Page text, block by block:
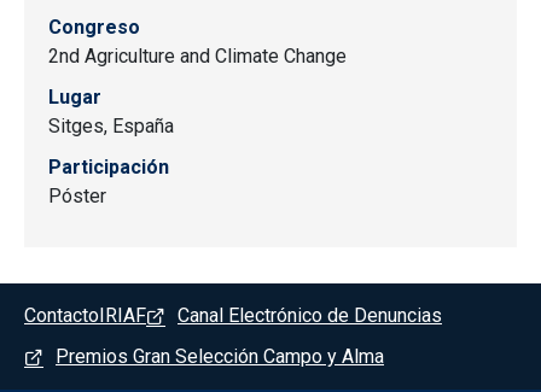
Congreso
2nd Agriculture and Climate Change
Lugar
Sitges, España
Participación
Póster
Pie de pagina - Albaladejito
Contacto IRIAF
Canal Electrónico de Denuncias
Premios Gran Selección Campo y Alma